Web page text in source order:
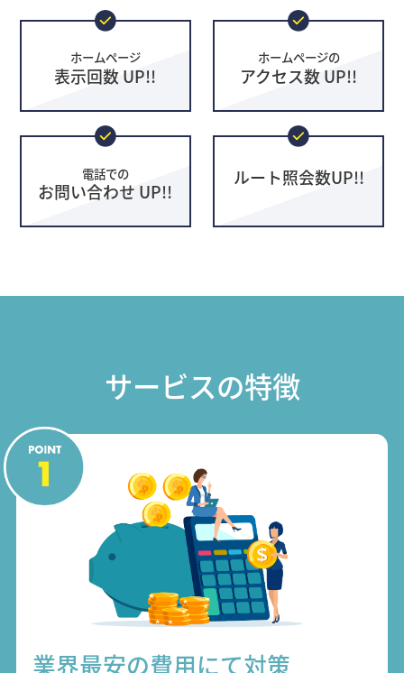
ホームページ
表示回数 UP!!
ホームページの
アクセス数 UP!!
電話での
お問い合わせ UP!!
ルート照会数UP!!
サービスの特徴
業界最安の費用にて対策